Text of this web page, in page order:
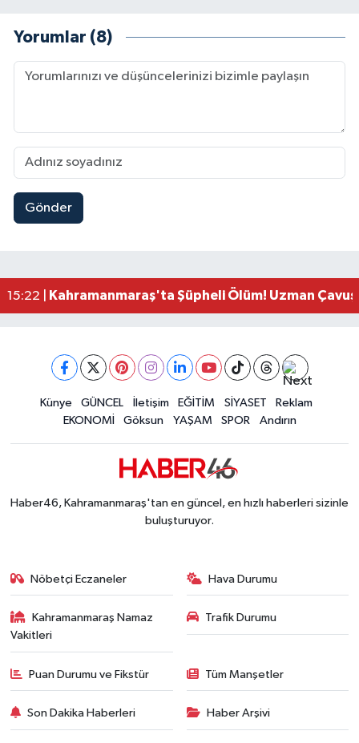
Yorumlar (8)
Gönder
22:09 |Kahramanmaraş'ta Uluslararası Bisiklet
15:22 |
Kahramanmaraş'ta Şüpheli Ölüm! Uzman
15:10 |Kahramanmaraş'ta Korku Dolu Anlar! Metruk
Tayland'daki Okul Saldırısı Kahramanmaraş
Kahramanmaraş'taki Okul Saldırısı Sonrası
12:31 |Kahramanmaraş Ağustos Fuarı'nda Funda Arar
Kahramanmaraş'ta Hacı Murat Caddesi Baştan
12:09 |Kahramanmaraş'ta Madrigal Coşkusu! Fuar
Kahramanmaraş'ta Said Bey Sitesi Davasında 3
Künye GÜNCEL İletişim EĞİTİM SİYASET
Reklam
EKONOMİ
Göksun YAŞAM SPOR Andırın
Haber46, Kahramanmaraş'tan en güncel, en hızlı haberleri sizinle
buluşturuyor.
Nöbetçi Eczaneler Hava Durumu
Kahramanmaraş Namaz
Vakitleri
Trafik Durumu
Puan Durumu ve Fikstür Tüm Manşetler
Son Dakika Haberleri Haber Arşivi